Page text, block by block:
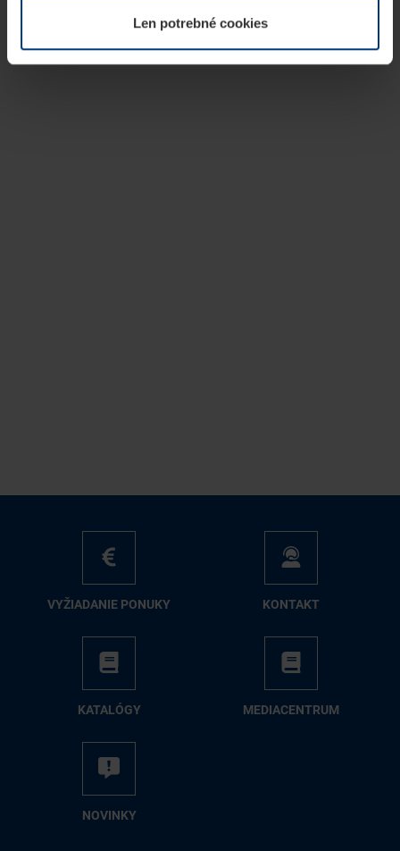
našej webovej stránky.Len potrebné cookies
VY­ŽIA­DA­NIE PO­NU­KY KON­TAKT
KA­TA­LÓ­GY ME­DIA­CEN­TRUM
NO­VIN­KY